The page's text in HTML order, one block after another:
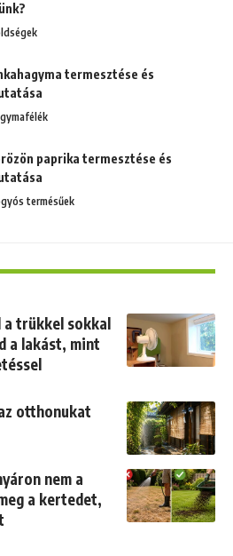
termesztése és
paprika termesztése és
termésűek
a trükkel sokkal
a lakást, mint
otthonukat
nem a
a kertedet,